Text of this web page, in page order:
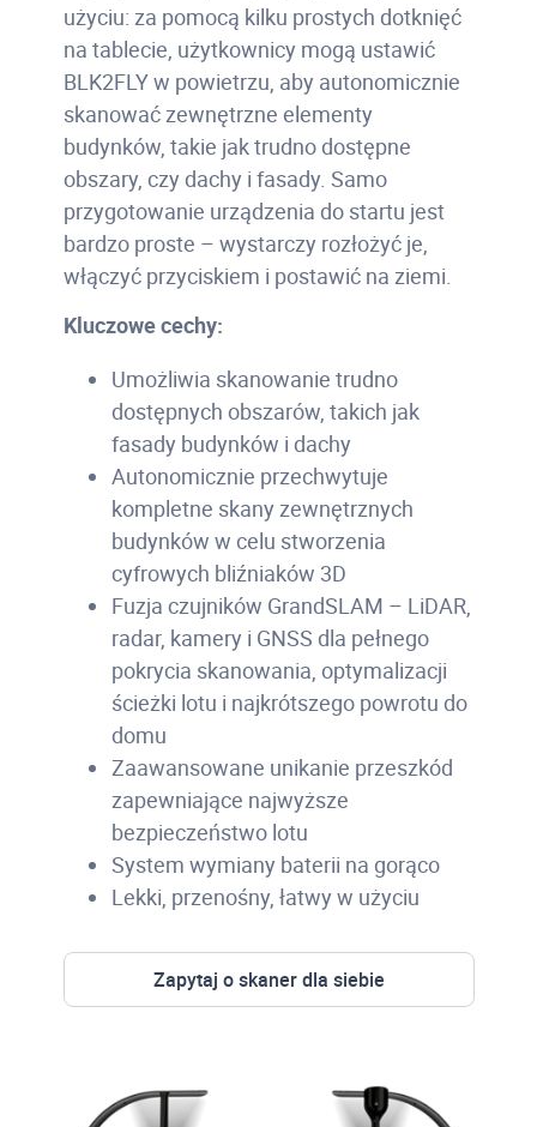
użyciu: za pomocą kilku prostych dotknięć
na tablecie, użytkownicy mogą ustawić
BLK2FLY w powietrzu, aby autonomicznie
skanować zewnętrzne elementy
budynków, takie jak trudno dostępne
obszary, czy dachy i fasady. Samo
przygotowanie urządzenia do startu jest
bardzo proste – wystarczy rozłożyć je,
włączyć przyciskiem i postawić na ziemi.
Kluczowe cechy:
Umożliwia skanowanie trudno
dostępnych obszarów, takich jak
fasady budynków i dachy
Autonomicznie przechwytuje
kompletne skany zewnętrznych
budynków w celu stworzenia
cyfrowych bliźniaków 3D
Fuzja czujników GrandSLAM – LiDAR,
radar, kamery i GNSS dla pełnego
pokrycia skanowania, optymalizacji
ścieżki lotu i najkrótszego powrotu do
domu
Zaawansowane unikanie przeszkód
zapewniające najwyższe
bezpieczeństwo lotu
System wymiany baterii na gorąco
Lekki, przenośny, łatwy w użyciu
Zapytaj o skaner dla siebie